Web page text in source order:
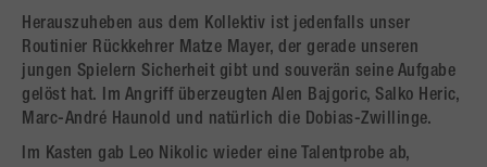
Herauszuheben aus dem Kollektiv ist jedenfalls unser
Routinier Rückkehrer Matze Mayer, der gerade unseren
jungen Spielern Sicherheit gibt und souverän seine Aufgabe
gelöst hat. Im Angriff überzeugten Alen Bajgoric, Salko Heric,
Marc-André Haunold und natürlich die Dobias-Zwillinge.
Im Kasten gab Leo Nikolic wieder eine Talentprobe ab,